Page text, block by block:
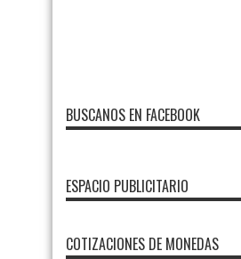
BUSCANOS EN FACEBOOK
ESPACIO PUBLICITARIO
FMDOS
COTIZACIONES DE MONEDAS